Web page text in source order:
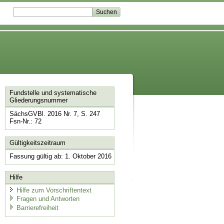
Fundstelle und systematische
Gliederungsnummer
SächsGVBl. 2016 Nr. 7, S. 247
Fsn-Nr.: 72
Gültigkeitszeitraum
Fassung gültig ab: 1. Oktober 2016
Hilfe
Hilfe zum Vorschriftentext
Fragen und Antworten
Barrierefreiheit